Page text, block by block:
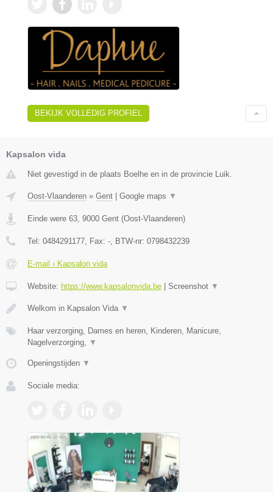
BEKIJK VOLLEDIG PROFIEL
Kapsalon vida
Niet gevestigd in de plaats Boelhe en in de provincie Luik.
Oost-Vlaanderen » Gent | Google maps ▼
Einde were 63 9000 Gent (Oost-Vlaanderen)
Tel: 0484291177 , Fax: - , BTW-nr: 0798432239
E-mail › Kapsalon vida
Website: https://www.kapsalonvida.be | Screenshot ▼
Welkom in Kapsalon Vida ▼
Haar verzorging, Dames en heren, Kinderen, Manicure,
Nagelverzorging,
▼
Openingstijden ▼
Sociale media: